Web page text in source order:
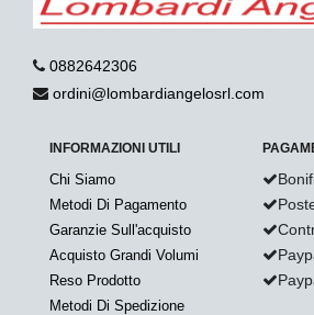
0882642306
ordini@lombardiangelosrl.com
INFORMAZIONI UTILI
Chi Siamo
Metodi Di Pagamento
Garanzie Sull'acquisto
Acquisto Grandi Volumi
Reso Prodotto
Metodi Di Spedizione